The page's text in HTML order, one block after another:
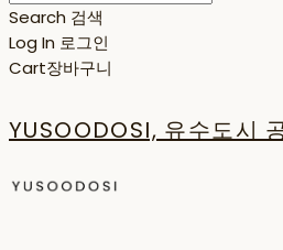
Search 검색
Log In 로그인
Cart장바구니
YUSOODOSI, 유수도시